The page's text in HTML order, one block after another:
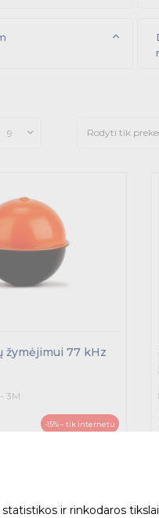
9 Rodyti tik
žymėjimui 77 kHz
3M
-15% – tik internetu
(40)
ir rinkodaros